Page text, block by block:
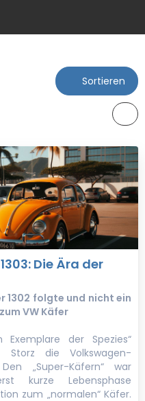
Sortieren
Die Ära der
1302 folgte und nicht ein
VW Käfer
der Spezies“
Storz die Volkswagen-
„Super-Käfern“ war
kurze Lebensphase
zum „normalen“ Käfer.